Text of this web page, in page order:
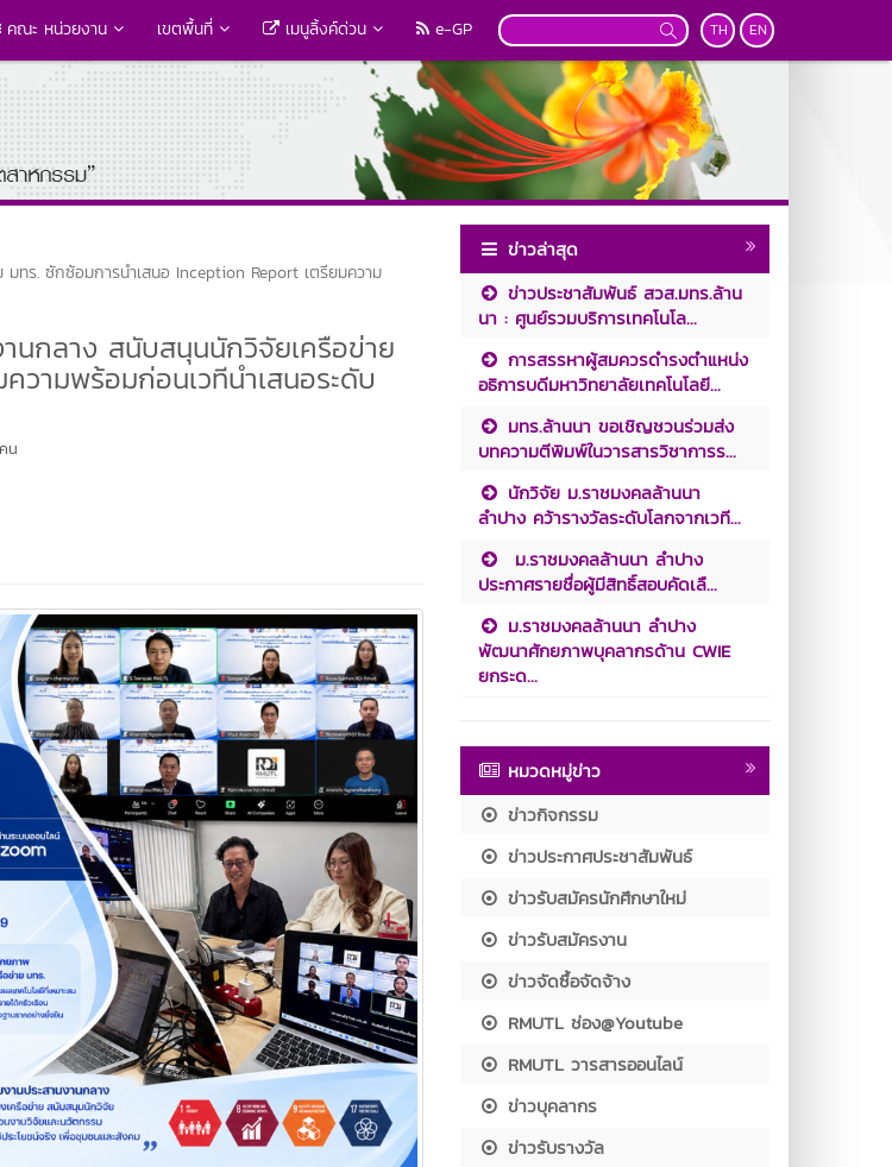
คณะ หน่วยงาน เขตพื้นที่ เมนูลิ้งค์ด่วน e-GP TH EN
ทร. ซักซ้อมการนำเสนอ Inception Report เตรียมความ
นกลาง สนับสนุนนักวิจัยเครือข่าย
ามพร้อมก่อนเวทีนำเสนอระดับ
น
ข่าวล่าสุด
ข่าวประชาสัมพันธ์ สวส.มทร.ล้าน
นา : ศูนย์รวมบริการเทคโนโล...
การสรรหาผู้สมควรดำรงตำแหน่ง
อธิการบดีมหาวิทยาลัยเทคโนโลยี...
มทร.ล้านนา ขอเชิญชวนร่วมส่ง
บทความตีพิมพ์ในวารสารวิชาการร...
นักวิจัย ม.ราชมงคลล้านนา
ลำปาง คว้ารางวัลระดับโลกจากเวที...
ม.ราชมงคลล้านนา ลำปาง
ประกาศรายชื่อผู้มีสิทธิ์สอบคัดเลื...
ม.ราชมงคลล้านนา ลำปาง
พัฒนาศักยภาพบุคลากรด้าน CWIE
ยกระด...
หมวดหมู่ข่าว
ข่าวกิจกรรม
ข่าวประกาศประชาสัมพันธ์
ข่าวรับสมัครนักศึกษาใหม่
ข่าวรับสมัครงาน
ข่าวจัดซื้อจัดจ้าง
RMUTL ช่อง@Youtube
RMUTL วารสารออนไลน์
ข่าวบุคลากร
ข่าวรับรางวัล